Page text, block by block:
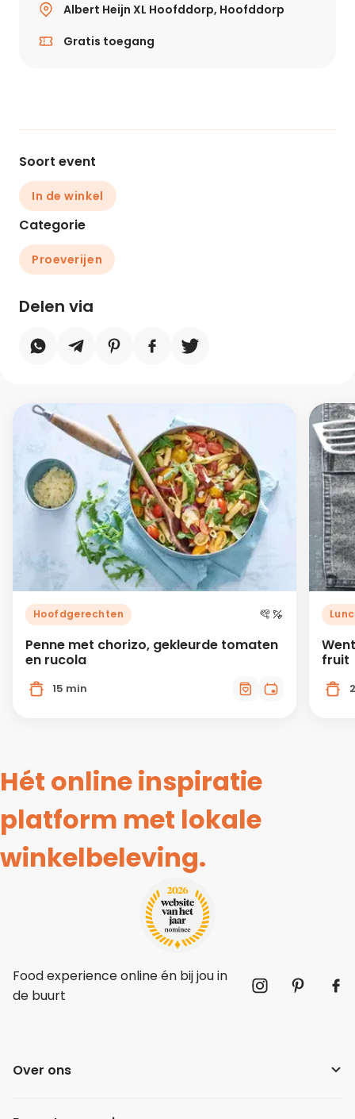
Albert Heijn XL Hoofddorp, Hoofddorp
Gratis toegang
Soort event
In de winkel
Categorie
Proeverijen
Delen via
Hoofdgerechten
Penne met chorizo, gekleurde tomaten
en rucola
15 min
fruit
Hét online inspiratie
platform met lokale
winkelbeleving.
Food experience online én bij jou in
de buurt
Over ons